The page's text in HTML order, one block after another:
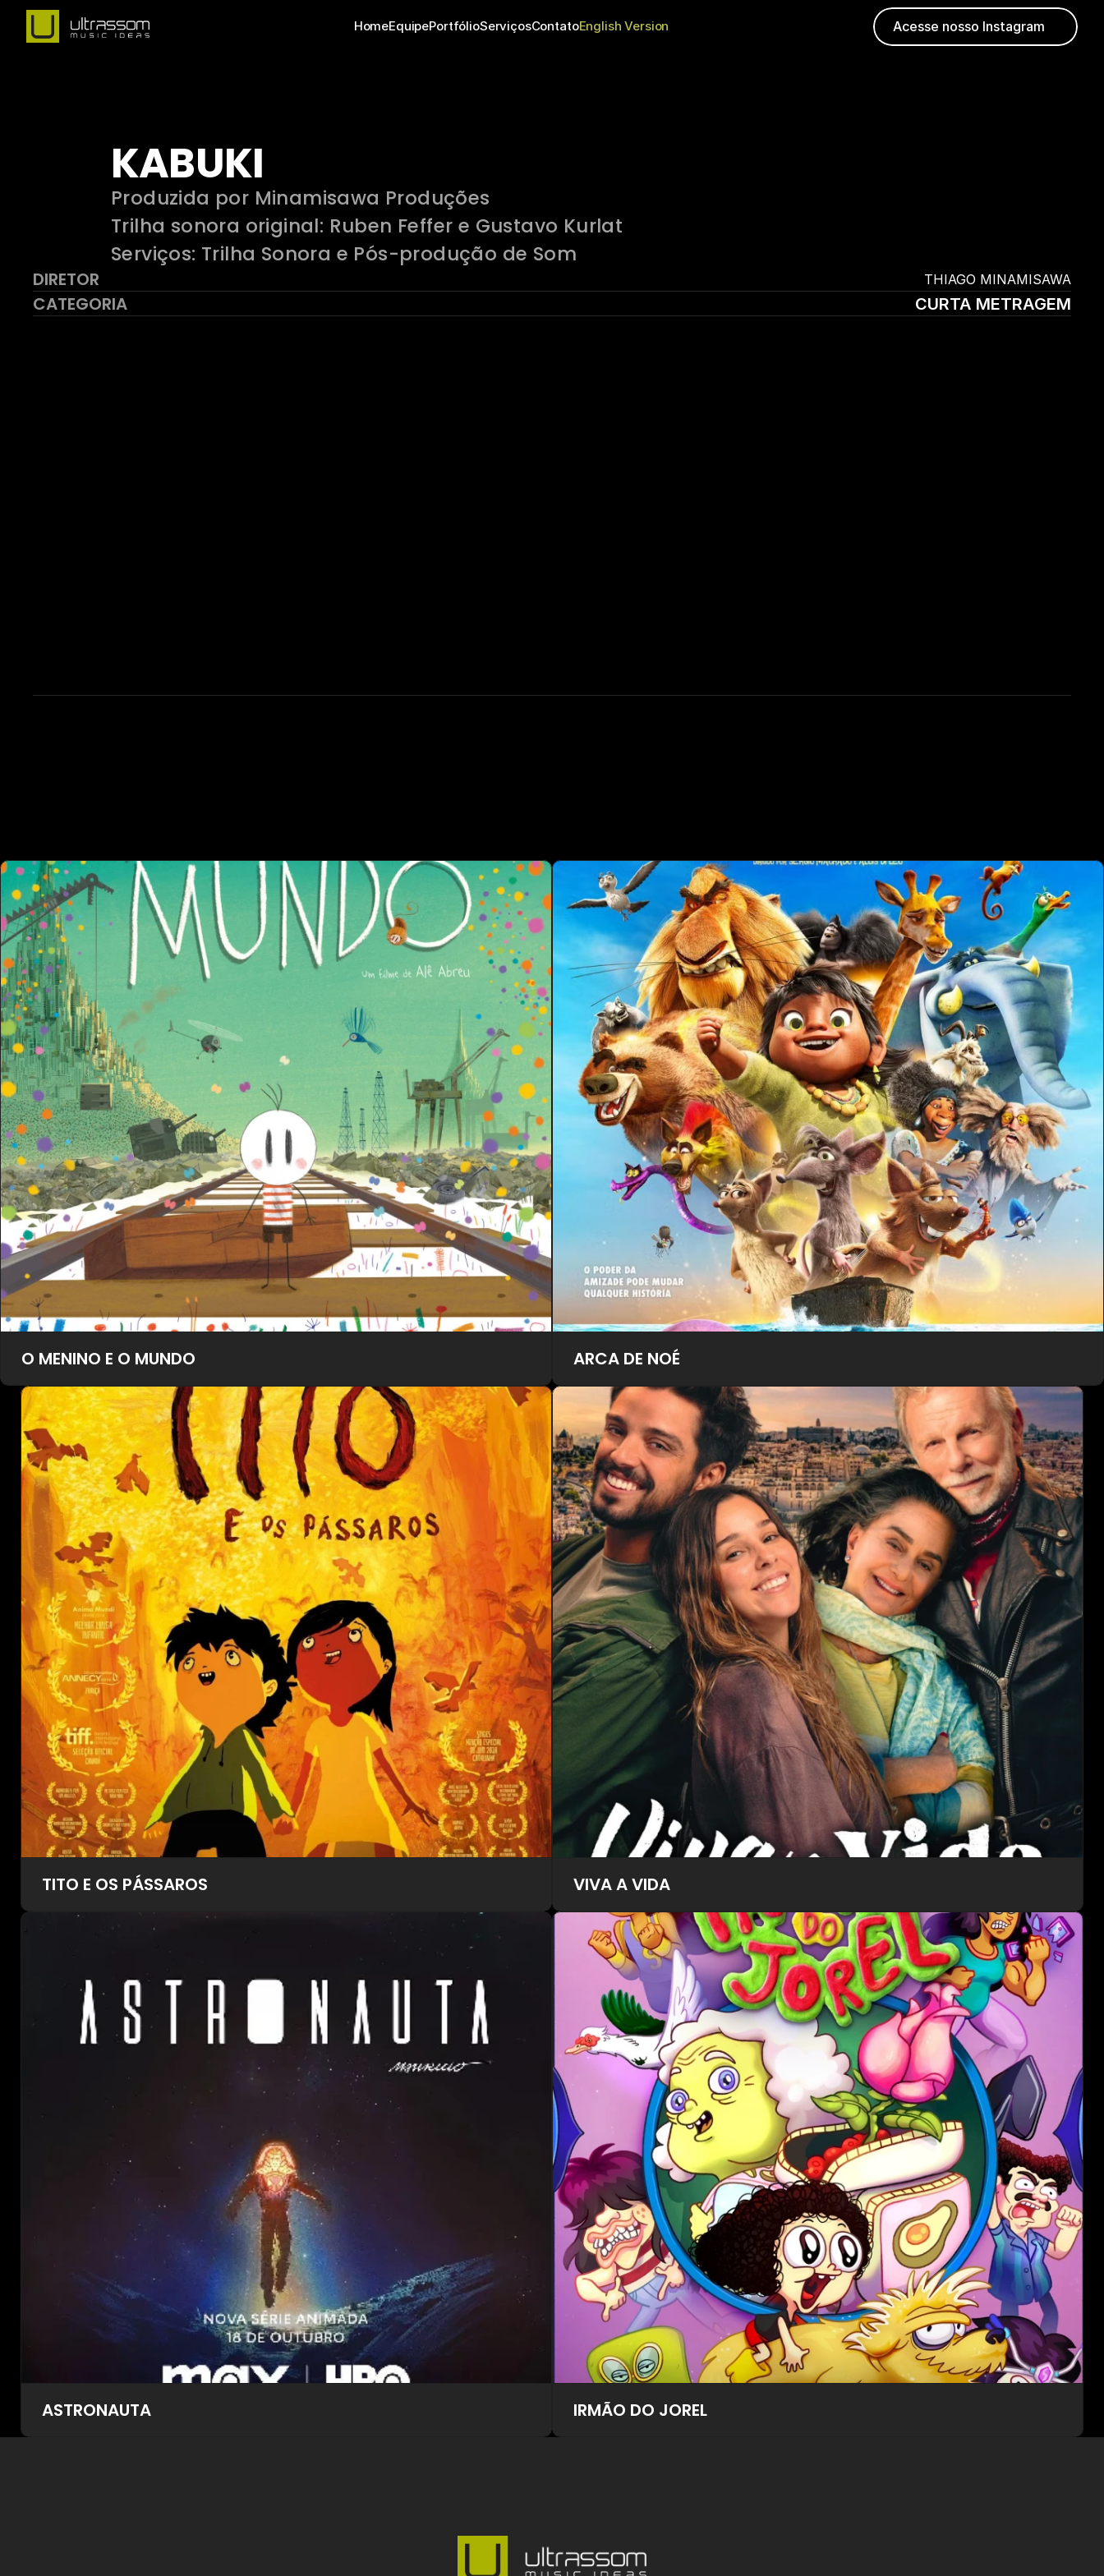
HomeEquipePortfólioServiçosContatoEnglish Version Acesse nosso Instagram
KABUKI
Produzida por Minamisawa Produções
Trilha sonora original: Ruben Feffer e Gustavo Kurlat
Serviços: Trilha Sonora e Pós-produção de Som
DIRETOR THIAGO MINAMISAWA
CATEGORIA CURTA METRAGEM
O MENINO E O MUNDO ARCA DE NOÉ
TITO E OS PÁSSAROS VIVA A VIDA
ASTRONAUTA IRMÃO DO JOREL